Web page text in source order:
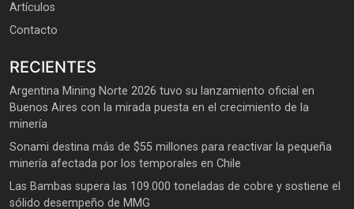
Artículos
Contacto
RECIENTES
Argentina Mining Norte 2026 tuvo su lanzamiento oficial en
Buenos Aires con la mirada puesta en el crecimiento de la
minería
Sonami destina más de $55 millones para reactivar la pequeña
minería afectada por los temporales en Chile
Las Bambas supera las 109.000 toneladas de cobre y sostiene el
sólido desempeño de MMG